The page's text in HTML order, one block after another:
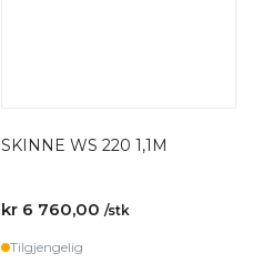
SKINNE WS 220 1,1M
kr 6 760,00 /stk
Tilgjengelig